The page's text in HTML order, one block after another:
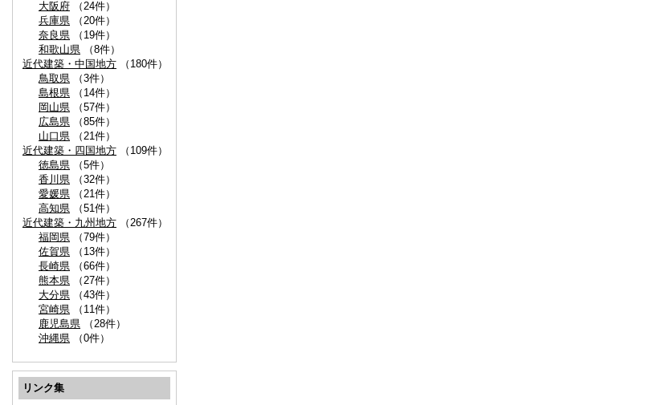
大阪府 （24件）
兵庫県 （20件）
奈良県 （19件）
和歌山県 （8件）
近代建築・中国地方 （180件）
鳥取県 （3件）
島根県 （14件）
岡山県 （57件）
広島県 （85件）
山口県 （21件）
近代建築・四国地方 （109件）
徳島県 （5件）
香川県 （32件）
愛媛県 （21件）
高知県 （51件）
近代建築・九州地方 （267件）
福岡県 （79件）
佐賀県 （13件）
長崎県 （66件）
熊本県 （27件）
大分県 （43件）
宮崎県 （11件）
鹿児島県 （28件）
沖縄県 （0件）
リンク集